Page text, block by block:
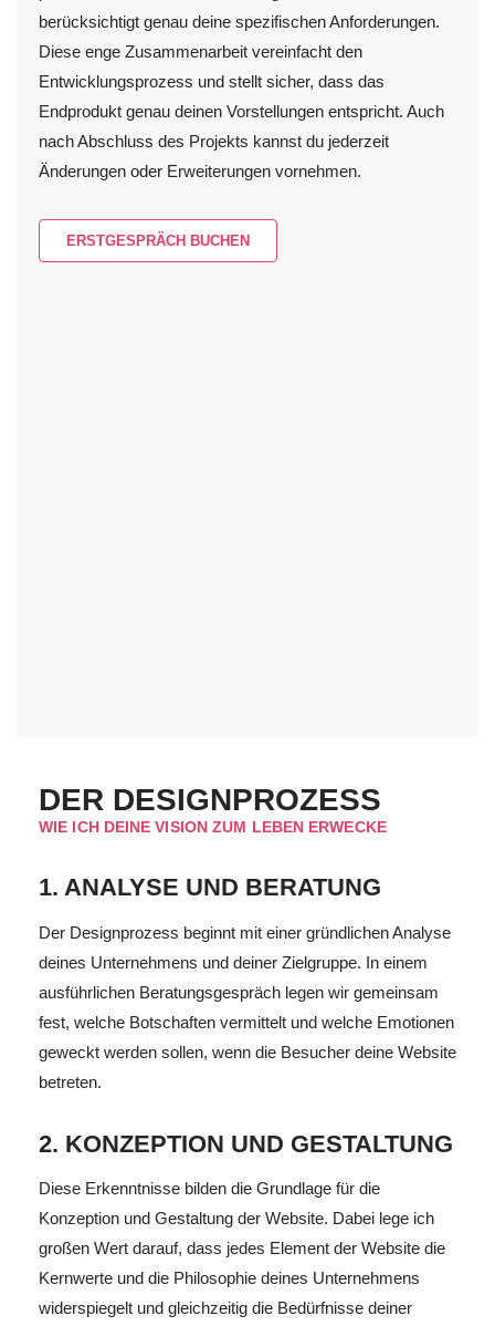
berücksichtigt genau deine spezifischen Anforderungen.
Diese enge Zusammenarbeit vereinfacht den
Entwicklungsprozess und stellt sicher, dass das
Endprodukt genau deinen Vorstellungen entspricht. Auch
nach Abschluss des Projekts kannst du jederzeit
Änderungen oder Erweiterungen vornehmen.
ERSTGESPRÄCH BUCHEN
DER DESIGNPROZESS
WIE ICH DEINE VISION ZUM LEBEN ERWECKE
1. ANALYSE UND BERATUNG
Der Designprozess beginnt mit einer gründlichen Analyse
deines Unternehmens und deiner Zielgruppe. In einem
ausführlichen Beratungsgespräch legen wir gemeinsam
fest, welche Botschaften vermittelt und welche Emotionen
geweckt werden sollen, wenn die Besucher deine Website
betreten.
2. KONZEPTION UND GESTALTUNG
Diese Erkenntnisse bilden die Grundlage für die
Konzeption und Gestaltung der Website. Dabei lege ich
großen Wert darauf, dass jedes Element der Website die
Kernwerte und die Philosophie deines Unternehmens
widerspiegelt und gleichzeitig die Bedürfnisse deiner